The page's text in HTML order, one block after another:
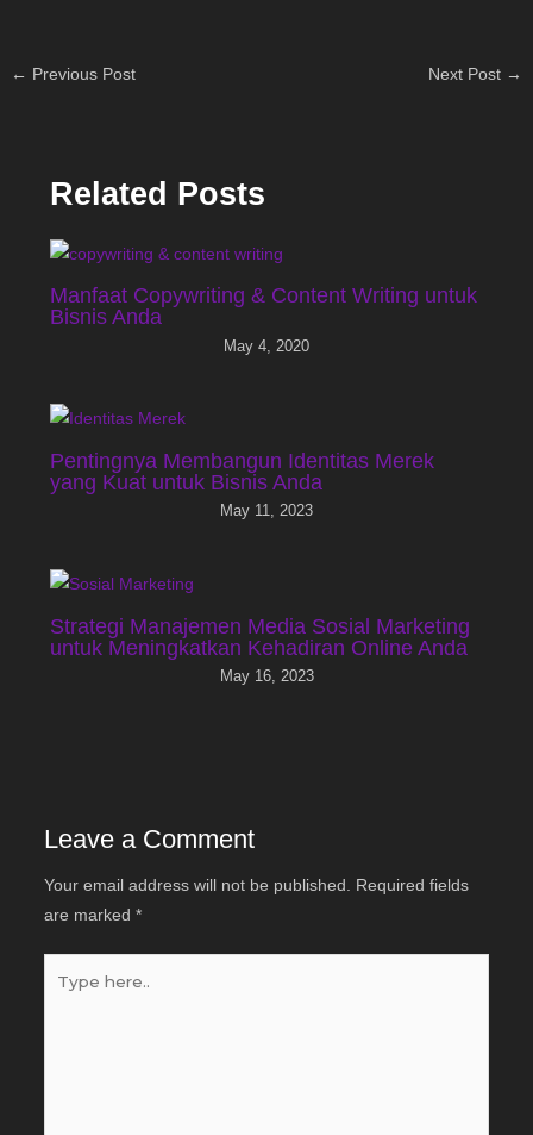
← Previous Post Next Post →
Related Posts
Manfaat Copywriting & Content Writing untuk
Bisnis Anda
May 4, 2020
Pentingnya Membangun Identitas Merek
yang Kuat untuk Bisnis Anda
May 11, 2023
Strategi Manajemen Media Sosial Marketing
untuk Meningkatkan Kehadiran Online Anda
May 16, 2023
Leave a Comment
Your email address will not be published.
Required fields
are marked *